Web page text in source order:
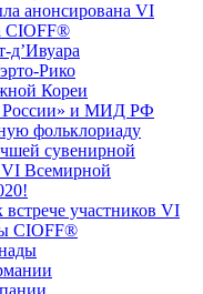
анонсирована VI
CIOFF®
д’Ивуара
Рико
Кореи
России» и МИД РФ
фольклориаду
сувенирной
Всемирной
встрече участников VI
CIOFF®